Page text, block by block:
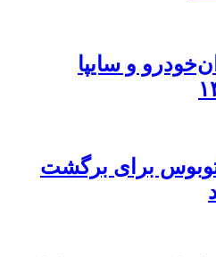
و سایپا
برای برگشت